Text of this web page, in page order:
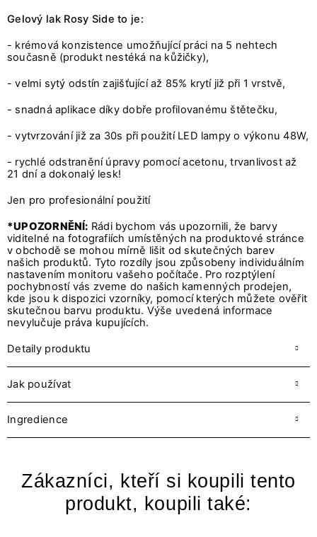
Gelový lak Rosy Side to je:
- krémová konzistence umožňující práci na 5 nehtech
současně (produkt nestéká na kůžičky),
- velmi sytý odstín zajišťující až 85% krytí již při 1 vrstvě,
- snadná aplikace díky dobře profilovanému štětečku,
- vytvrzování již za 30s při použití LED lampy o výkonu 48W,
- rychlé odstranění úpravy pomocí acetonu, trvanlivost až
21 dní a dokonalý lesk!
Jen pro profesionální použití
*UPOZORNĚNÍ: Rádi bychom vás upozornili, že barvy
viditelné na fotografiích umístěných na produktové stránce
v obchodě se mohou mírně lišit od skutečných barev
našich produktů. Tyto rozdíly jsou způsobeny individuálním
nastavením monitoru vašeho počítače. Pro rozptýlení
pochybností vás zveme do našich kamenných prodejen,
kde jsou k dispozici vzorníky, pomocí kterých můžete ověřit
skutečnou barvu produktu. Výše uvedená informace
nevylučuje práva kupujících.
Detaily produktu
Jak používat
Ingredience
Zákazníci, kteří si koupili tento
produkt, koupili také: